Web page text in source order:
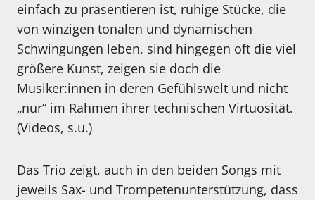
einfach zu präsentieren ist, ruhige Stücke, die
von winzigen tonalen und dynamischen
Schwingungen leben, sind hingegen oft die viel
größere Kunst, zeigen sie doch die
Musiker:innen in deren Gefühlswelt und nicht
„nur“ im Rahmen ihrer technischen Virtuosität.
(Videos, s.u.)
Das Trio zeigt, auch in den beiden Songs mit
jeweils Sax- und Trompetenunterstützung, dass